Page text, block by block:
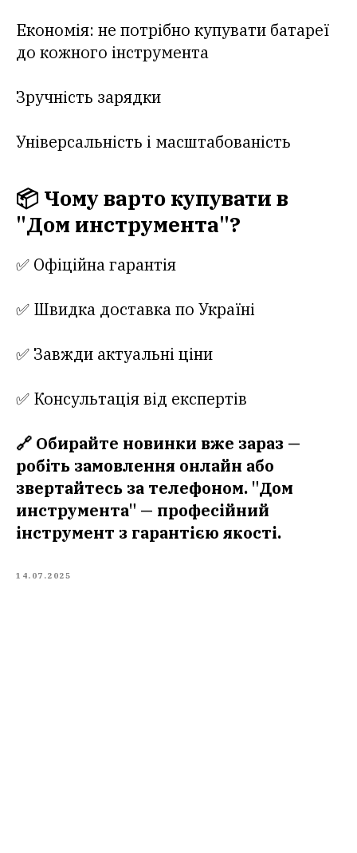
Економія: не потрібно купувати батареї
до кожного інструмента
Зручність зарядки
Універсальність і масштабованість
📦 Чому варто купувати в
"Дом инструмента"?
✅ Офіційна гарантія
✅ Швидка доставка по Україні
✅ Завжди актуальні ціни
✅ Консультація від експертів
🔗 Обирайте новинки вже зараз —
робіть замовлення онлайн або
звертайтесь за телефоном. "Дом
инструмента" — професійний
інструмент з гарантією якості.
14.07.2025